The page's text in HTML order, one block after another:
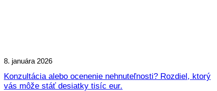
8. januára 2026
Konzultácia alebo ocenenie nehnuteľnosti? Rozdiel, ktorý
vás môže stáť desiatky tisíc eur.